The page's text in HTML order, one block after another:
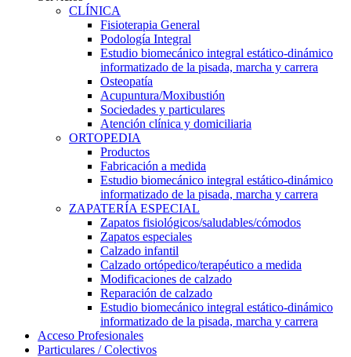
CLÍNICA
Fisioterapia General
Podología Integral
Estudio biomecánico integral estático-dinámico
informatizado de la pisada, marcha y carrera
Osteopatía
Acupuntura/Moxibustión
Sociedades y particulares
Atención clínica y domiciliaria
ORTOPEDIA
Productos
Fabricación a medida
Estudio biomecánico integral estático-dinámico
informatizado de la pisada, marcha y carrera
ZAPATERÍA ESPECIAL
Zapatos fisiológicos/saludables/cómodos
Zapatos especiales
Calzado infantil
Calzado ortópedico/terapéutico a medida
Modificaciones de calzado
Reparación de calzado
Estudio biomecánico integral estático-dinámico
informatizado de la pisada, marcha y carrera
Acceso Profesionales
Particulares / Colectivos